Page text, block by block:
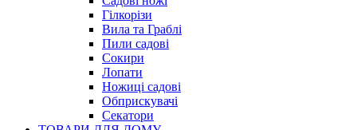
Гілкорізи
Вила та Граблі
Пили садові
Сокири
Лопати
Ножиці садові
Обприскувачі
Секатори